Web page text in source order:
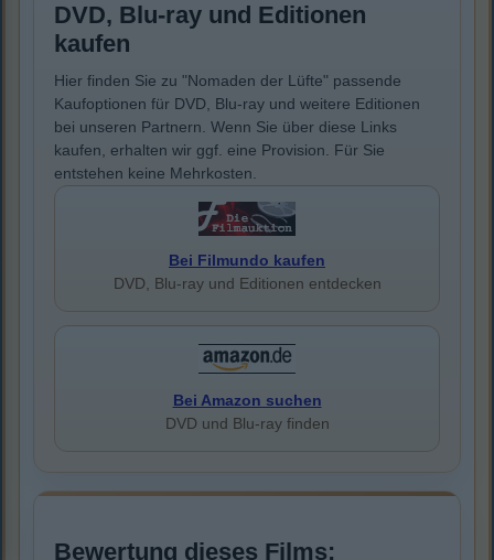
DVD, Blu-ray und Editionen
kaufen
Hier finden Sie zu "Nomaden der Lüfte" passende
Kaufoptionen für DVD, Blu-ray und weitere Editionen
bei unseren Partnern. Wenn Sie über diese Links
kaufen, erhalten wir ggf. eine Provision. Für Sie
entstehen keine Mehrkosten.
Bei Filmundo kaufen
DVD, Blu-ray und Editionen entdecken
Bei Amazon suchen
DVD und Blu-ray finden
Bewertung dieses Films: